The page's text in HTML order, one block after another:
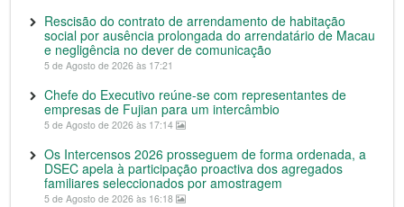
Rescisão do contrato de arrendamento de habitação
social por ausência prolongada do arrendatário de Macau
e negligência no dever de comunicação
5 de Agosto de 2026 às 17:21
Chefe do Executivo reúne-se com representantes de
empresas de Fujian para um intercâmbio
5 de Agosto de 2026 às 17:14
Os Intercensos 2026 prosseguem de forma ordenada, a
DSEC apela à participação proactiva dos agregados
familiares seleccionados por amostragem
5 de Agosto de 2026 às 16:18